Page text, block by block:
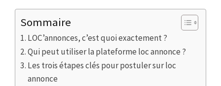
Sommaire
LOC’annonces, c’est quoi exactement ?
Qui peut utiliser la plateforme loc annonce ?
Les trois étapes clés pour postuler sur loc
annonce